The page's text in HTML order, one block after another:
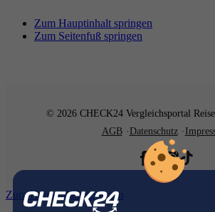
Zum Hauptinhalt springen
Zum Seitenfuß springen
© 2026 CHECK24 Vergleichsportal
AGB
Datenschutz
Zum Hauptinhalt springen